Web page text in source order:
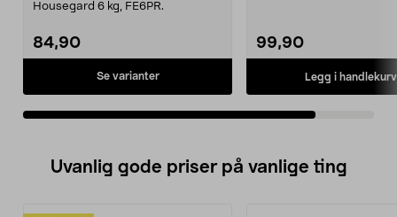
Housegard 6 kg, FE6PR.
84,90
Se varianter
99,90
Legg i handlekurv
Uvanlig gode priser på vanlige ting